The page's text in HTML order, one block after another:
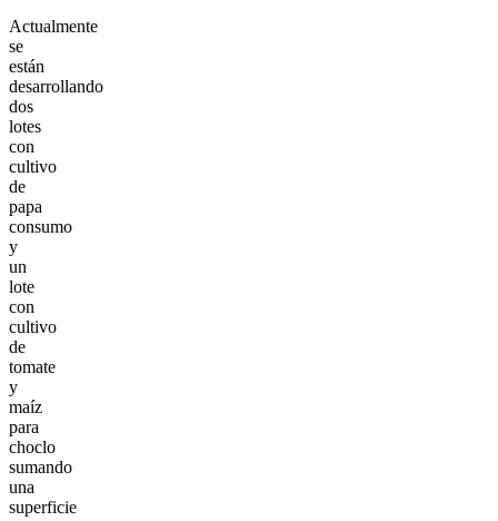
Actualmente
se
están
desarrollando
dos
lotes
con
cultivo
de
papa
consumo
y
un
lote
con
cultivo
de
tomate
y
maíz
para
choclo
sumando
una
superficie